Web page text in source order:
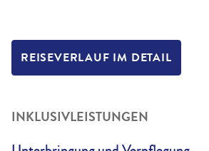
REISEVERLAUF IM DETAIL
INKLUSIVLEISTUNGEN